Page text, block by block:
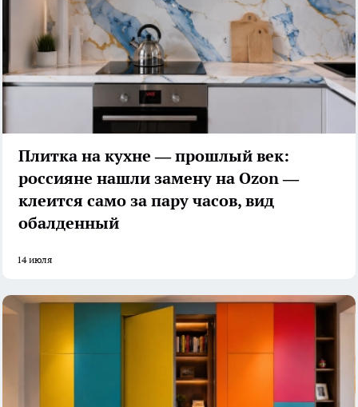
Плитка на кухне — прошлый век:
россияне нашли замену на Ozon —
клеится само за пару часов, вид
обалденный
14 июля